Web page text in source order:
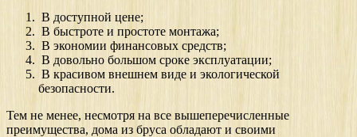
В доступной цене;
В быстроте и простоте монтажа;
В экономии финансовых средств;
В довольно большом сроке эксплуатации;
В красивом внешнем виде и экологической
безопасности.
Тем не менее, несмотря на все вышеперечисленные
преимущества, дома из бруса обладают и своими